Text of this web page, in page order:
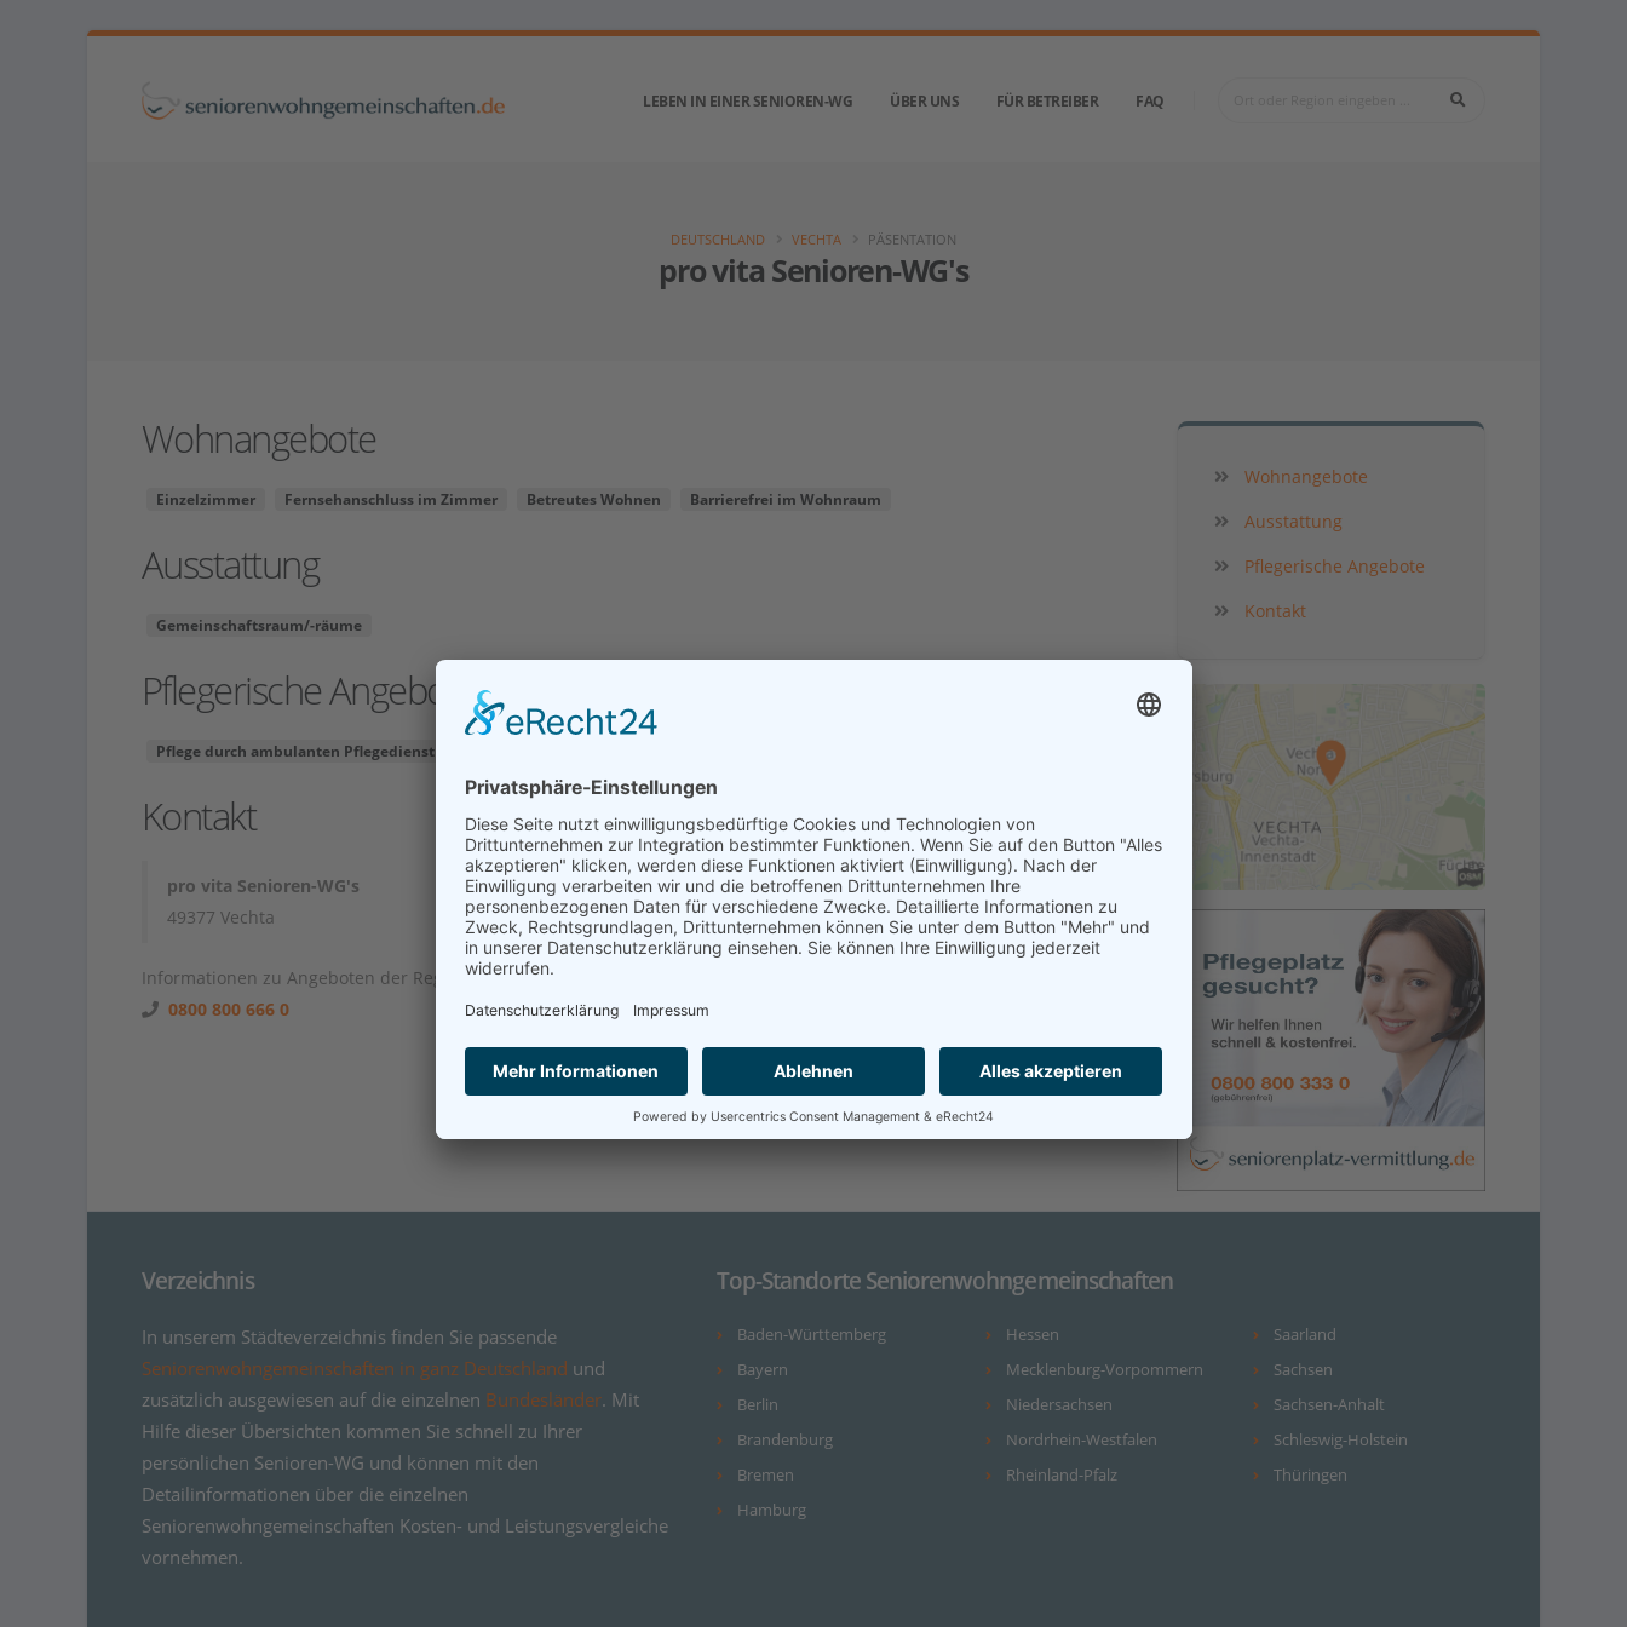
LEBEN IN EINER SENIOREN-WG ÜBER UNS FÜR BETREIBER FAQ
pro vita Senioren-WG's
DEUTSCHLAND VECHTA PÄSENTATION
Wohnangebote
Einzelzimmer Fernsehanschluss im Zimmer Betreutes Wohnen Barrierefrei im Wohnraum
Ausstattung
Gemeinschaftsraum/-räume
Pflegerische Angebote
Pflege durch ambulanten Pflegedienst
Kontakt
pro vita Senioren-WG's
49377 Vechta
Informationen zu Angeboten der Region unter
0800 800 666 0
Hier sind die aktuellen Informationen zu
Seniorenwohngemeinschaften und freien Zimmern in der
Region. Kompakt!
Wohnangebote
Ausstattung
Pflegerische Angebote
Kontakt
Verzeichnis
In unserem Städteverzeichnis finden Sie passende
Seniorenwohngemeinschaften in ganz Deutschland und
zusätzlich ausgewiesen auf die einzelnen Bundesländer. Mit
Hilfe dieser Übersichten kommen Sie schnell zu Ihrer
persönlichen Senioren-WG und können mit den
Detailinformationen über die einzelnen
Seniorenwohngemeinschaften Kosten- und Leistungsvergleiche
vornehmen.
Top-Standorte Seniorenwohngemeinschaften
Baden-Württemberg
Bayern
Berlin
Brandenburg
Bremen
Hamburg
Hessen
Mecklenburg-Vorpommern
Niedersachsen
Nordrhein-Westfalen
Rheinland-Pfalz
Saarland
Sachsen
Sachsen-Anhalt
Schleswig-Holstein
Thüringen